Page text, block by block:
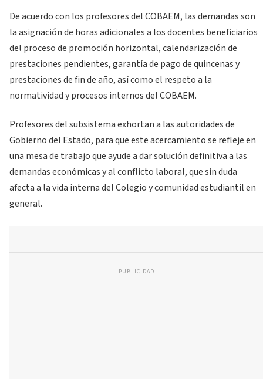
De acuerdo con los profesores del COBAEM, las demandas son
la asignación de horas adicionales a los docentes beneficiarios
del proceso de promoción horizontal, calendarización de
prestaciones pendientes, garantía de pago de quincenas y
prestaciones de fin de año, así como el respeto a la
normatividad y procesos internos del COBAEM.
Profesores del subsistema exhortan a las autoridades de
Gobierno del Estado, para que este acercamiento se refleje en
una mesa de trabajo que ayude a dar solución definitiva a las
demandas económicas y al conflicto laboral, que sin duda
afecta a la vida interna del Colegio y comunidad estudiantil en
general.
PUBLICIDAD